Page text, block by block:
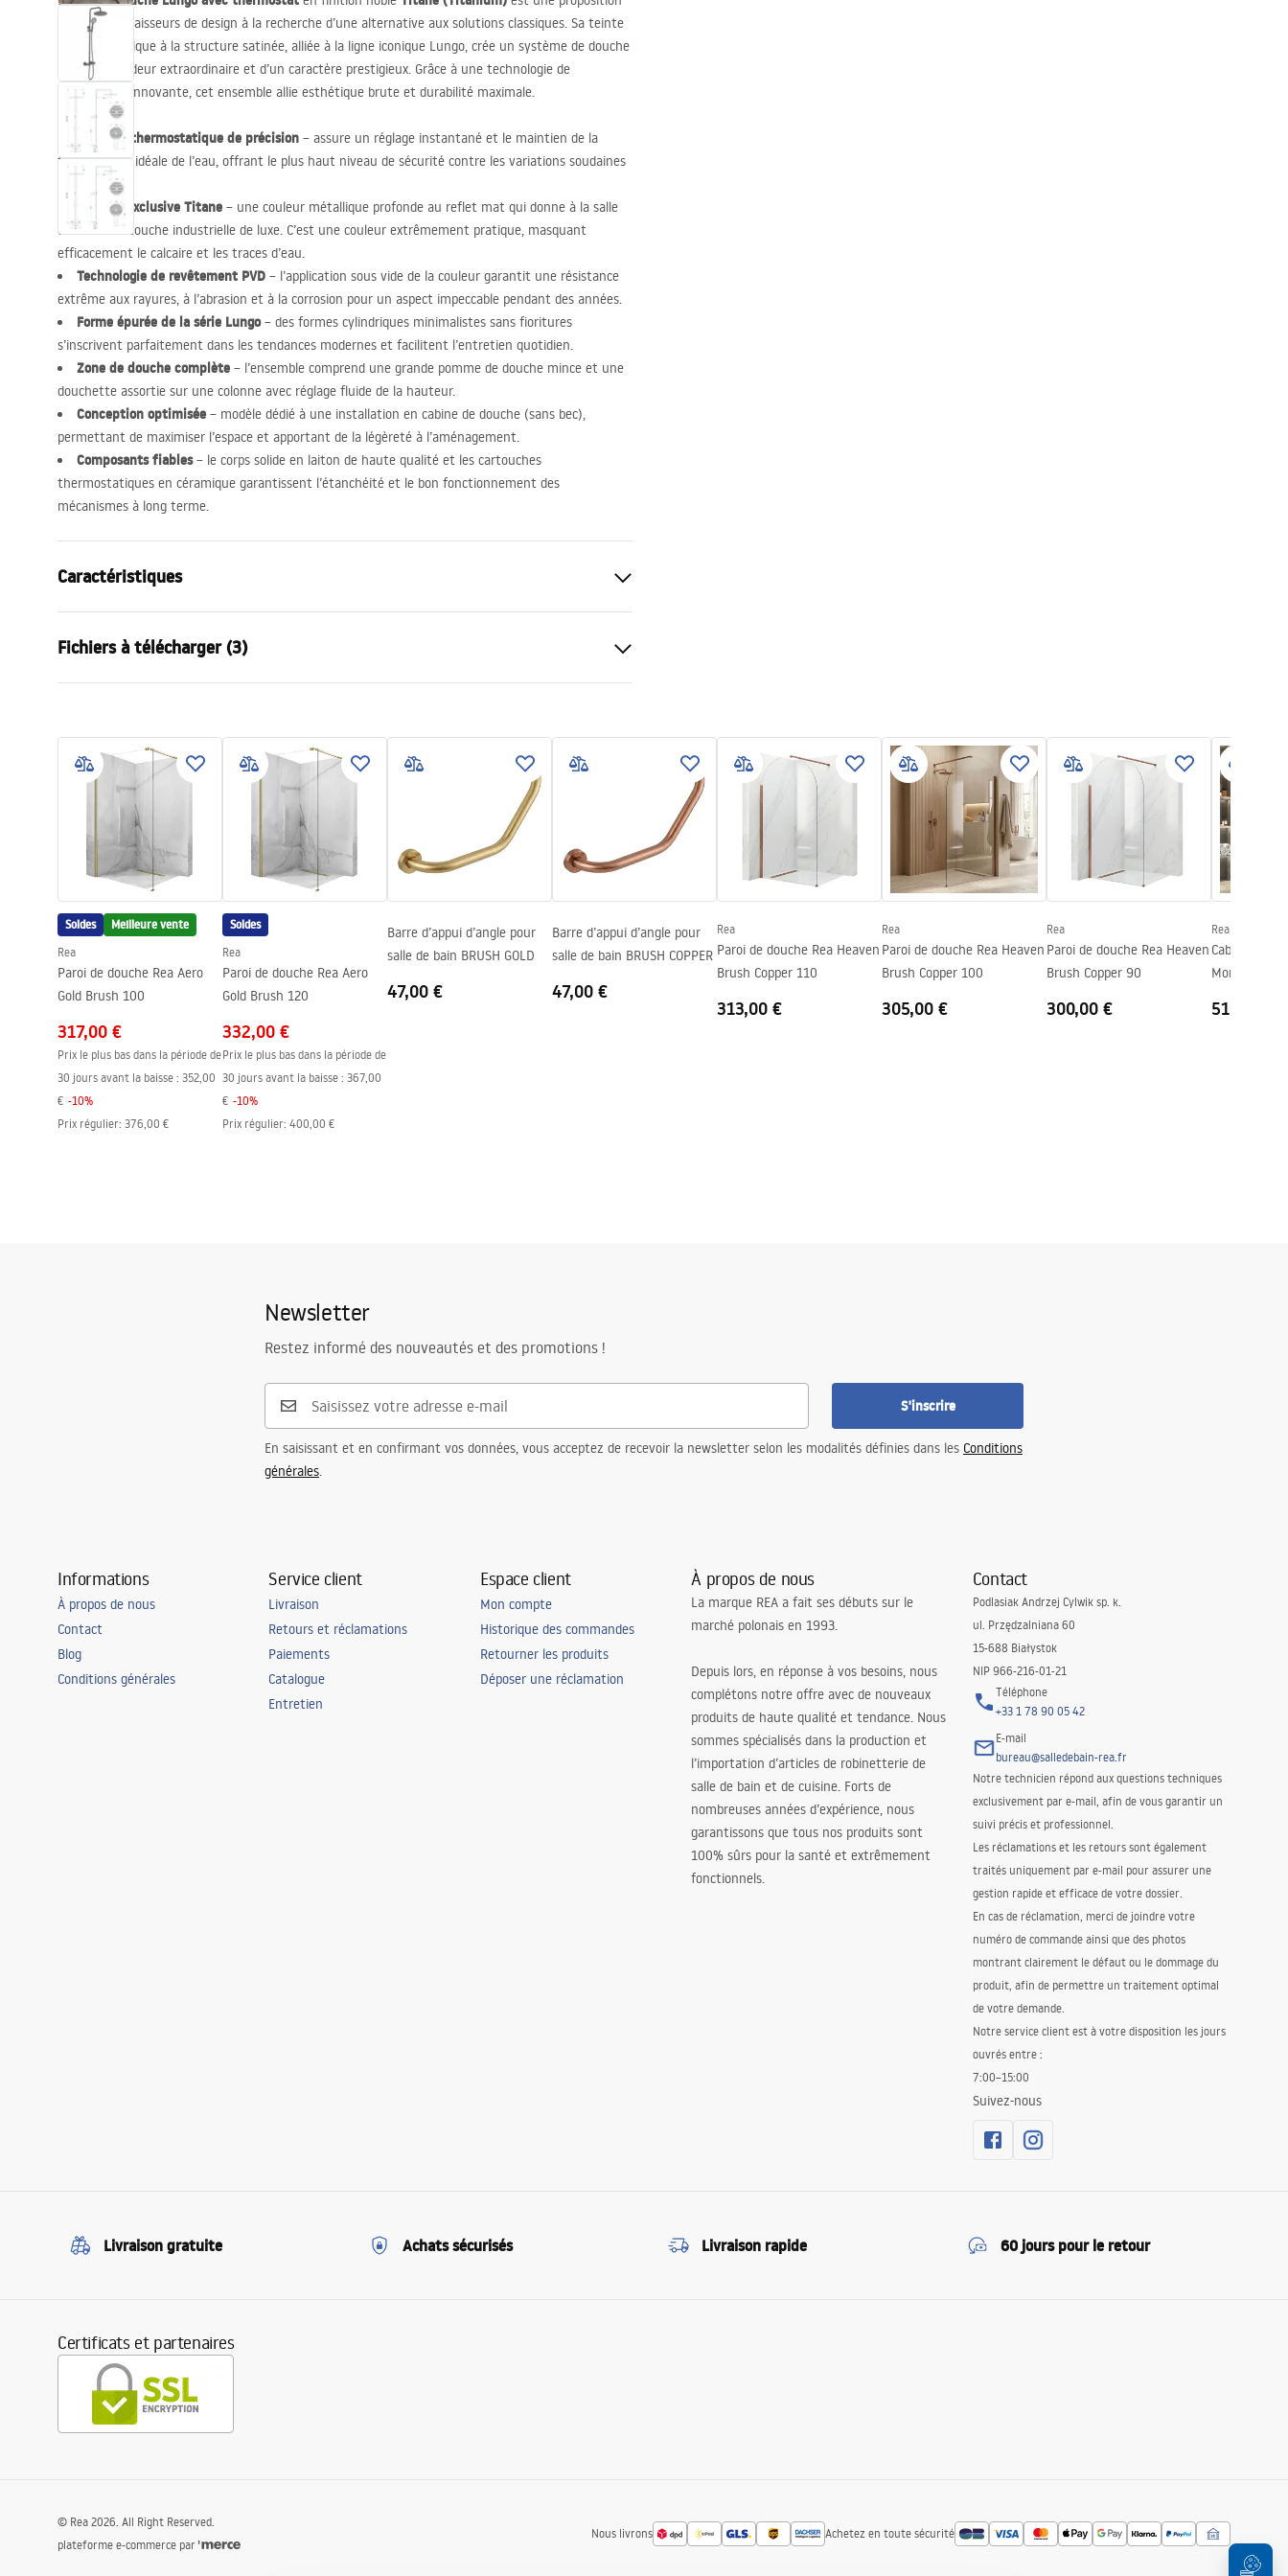
pour les connaisseurs de design à la recherche d’une alternative aux solutions classiques. Sa teinte
gris foncé unique à la structure satinée, alliée à la ligne iconique Lungo, crée un système de douche
d’une profondeur extraordinaire et d’un caractère prestigieux. Grâce à une technologie de
revêtement innovante, cet ensemble allie esthétique brute et durabilité maximale.
Mitigeur thermostatique de précision – assure un réglage instantané et le maintien de la
température idéale de l’eau, offrant le plus haut niveau de sécurité contre les variations soudaines
de chaleur.
Finition exclusive Titane – une couleur métallique profonde au reflet mat qui donne à la salle
de bain une touche industrielle de luxe. C’est une couleur extrêmement pratique, masquant
efficacement le calcaire et les traces d’eau.
Technologie de revêtement PVD – l’application sous vide de la couleur garantit une résistance
extrême aux rayures, à l’abrasion et à la corrosion pour un aspect impeccable pendant des années.
Forme épurée de la série Lungo– des formes cylindriques minimalistes sans fioritures
s’inscrivent parfaitement dans les tendances modernes et facilitent l’entretien quotidien.
Zone de douche complète – l’ensemble comprend une grande pomme de douche mince et une
douchette assortie sur une colonne avec réglage fluide de la hauteur.
Conception optimisée – modèle dédié à une installation en cabine de douche (sans bec),
permettant de maximiser l’espace et apportant de la légèreté à l’aménagement.
Composants fiables– le corps solide en laiton de haute qualité et les cartouches
thermostatiques en céramique garantissent l’étanchéité et le bon fonctionnement des
mécanismes à long terme.
Caractéristiques
Matériel
Type de robinet
Thermostatique
Réglage de la hauteur
Hauteur min.
Hauteur max.
Bec de baignoire
Réglage de pression
Système Anti-calcaire
Oui
Technologie du revêtement
Entraxe des raccords
mm
Modèle
LUNGO
Garantie
Fichiers à télécharger (3)
Safety_Information_Shower_set.p
df
Warranty_Terms_and_Conditions_
Faucets_-_5.pdf
Instructions de montage
shower_set.pdf
Soldes Meilleure vente
Rea
Paroi de douche Rea Aero
Gold Brush 100
317,00 €
Prix le plus bas dans la période de
30 jours avant la baisse : 352,00
€ -10%
Prix régulier: 376,00 €
Soldes
Rea
Paroi de douche Rea Aero
Gold Brush 120
332,00 €
Prix le plus bas dans la période de
30 jours avant la baisse : 367,00
€ -10%
Prix régulier: 400,00 €
Barre d’appui d’angle pour
salle de bain BRUSH GOLD
47,00 €
Barre d’appui d’angle pour
salle de bain BRUSH COPPER
47,00 €
Rea
Paroi de douche Rea Heaven
Brush Copper 110
313,00 €
Rea
Paroi de douche Rea Heaven
Brush Copper 100
305,00 €
Rea
Paroi de douche Rea Heaven
Brush Copper 90
300,00 €
Rea
Cabine de
Montana
516,00 €
Newsletter
Restez informé des nouveautés et des promotions !
S'inscrire
En saisissant et en confirmant vos données, vous acceptez de recevoir la newsletter selon les modalités définies dans les Conditions
générales.
Informations
À propos de nous
Contact
Blog
Conditions générales
Service client
Livraison
Retours et réclamations
Paiements
Catalogue
Entretien
Espace client
Mon compte
Historique des commandes
Retourner les produits
Déposer une réclamation
À propos de nous
La marque REA a fait ses débuts sur le
marché polonais en 1993.
Depuis lors, en réponse à vos besoins, nous
complétons notre offre avec de nouveaux
produits de haute qualité et tendance. Nous
sommes spécialisés dans la production et
l’importation d’articles de robinetterie de
salle de bain et de cuisine. Forts de
nombreuses années d’expérience, nous
garantissons que tous nos produits sont
100% sûrs pour la santé et extrêmement
fonctionnels.
Contact
Podlasiak Andrzej Cylwik sp. k.
ul. Przędzalniana 60
15-688 Białystok
NIP 966-216-01-21
Téléphone
+33 1 78 90 05 42
E-mail
bureau@salledebain-rea.fr
Notre technicien répond aux questions techniques
exclusivement par e-mail, afin de vous garantir un
suivi précis et professionnel.
Les réclamations et les retours sont également
traités uniquement par e-mail pour assurer une
gestion rapide et efficace de votre dossier.
En cas de réclamation, merci de joindre votre
numéro de commande ainsi que des photos
montrant clairement le défaut ou le dommage du
produit, afin de permettre un traitement optimal
de votre demande.
Notre service client est à votre disposition les jours
ouvrés entre :
7:00–15:00
Suivez-nous
Livraison gratuite Achats sécurisés Livraison rapide 60 jours pour le retour
Certificats et partenaires
Nous livrons Achetez en toute sécurité
© Rea 2026. All Right Reserved.
plateforme e-commerce par